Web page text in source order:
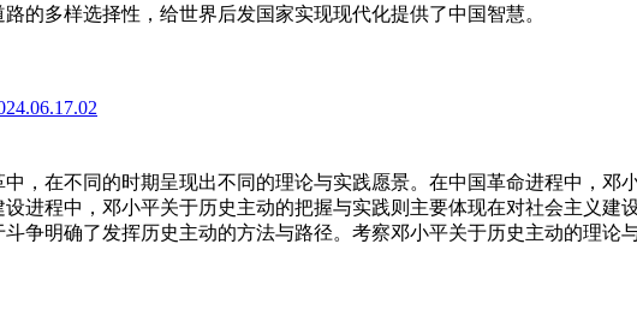
的多样选择性，给世界后发国家实现现代化提供了中国智慧。
，在不同的时期呈现出不同的理论与实践愿景。在中国革命进程中，邓
进程中，邓小平关于历史主动的把握与实践则主要体现在对社会主义建
争明确了发挥历史主动的方法与路径。考察邓小平关于历史主动的理论